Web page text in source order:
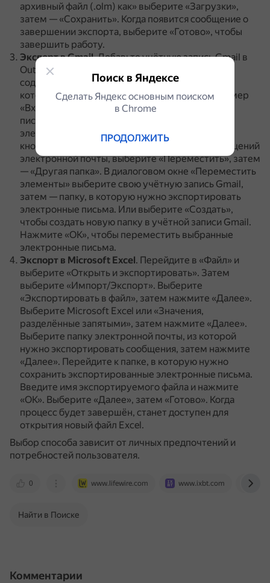
архивный файл (.olm) как» выберите «Загрузки»,
затем — «Сохранить». Когда появится сообщение о
завершении экспорта, выберите «Готово», чтобы
завершить работу.
Экспорт в Gmail.Добавьте учётную запись Gmail в
Outlook.
содержащую сообщения электронной почты,
которые нужно экспортировать в Gmail, например
«Входящие» или «сохранённые электронные
письма».
электронные письма в папке.Щёлкните правой
кнопкой мыши в любом месте выбранных сообщений
электронной почты, выберите «Переместить», затем
— «Другая папка». В диалоговом окне «Переместить
элементы» выберите свою учётную запись Gmail,
затем — папку, в которую нужно экспортировать
электронные письма. Или выберите «Создать»,
чтобы создать новую папку в учётной записи Gmail.
Нажмите «ОК», чтобы переместить выбранные
электронные письма.
Экспорт в Microsoft Excel. Перейдите в «Файл» и
выберите «Открыть и экспортировать». Затем
выберите «Импорт/Экспорт». Выберите
«Экспортировать в файл», затем нажмите «Далее».
Выберите Microsoft Excel или «Значения,
разделённые запятыми», затем нажмите «Далее».
Выберите папку электронной почты, из которой
нужно экспортировать сообщения, затем нажмите
«Далее». Перейдите к папке, в которую нужно
сохранить экспортированные электронные письма.
Введите имя экспортируемого файла и нажмите
«ОК». Выберите «Далее», затем «Готово». Когда
процесс будет завершён, станет доступен для
открытия новый файл Excel.
Выбор способа зависит от личных предпочтений и
потребностей пользователя.
0 www.lifewire.com www.ixbt.com
Найти в Поиске
Комментарии
Поиск в Яндексе
Сделать Яндекс основным поиском
в Сhrome
ПРОДОЛЖИТЬ